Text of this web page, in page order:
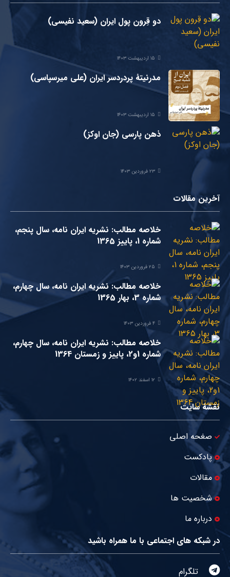
دو قِرون پول ایران (سعید نفیسی)
۱۵ اردیبهشت ۱۴۰۳
مدرنیتۀ پردردسر ایران (علی میرسپاسی)
۱۵ اردیبهشت ۱۴۰۳
ذهن پارسی (جان اوکز)
۲۳ فروردین ۱۴۰۳
آخرین مقالات
خلاصه مطالب: نشریه ایران نامه، سال پنجم،
شماره 1، پاییز 1365
۲۵ فروردین ۱۴۰۳
خلاصه مطالب: نشریه ایران نامه، سال چهارم،
شماره 3، بهار 1365
۴ فروردین ۱۴۰۳
خلاصه مطالب: نشریه ایران نامه، سال چهارم،
شماره 1و2، پاییز و زمستان 1364
۱۲ اسفند ۱۴۰۲
نقشۀ سایت
صغحه اصلی
پادکست
مقالات
شخصیت ها
درباره ما
در شبکه های اجتماعی با ما همراه باشید
تلگرام